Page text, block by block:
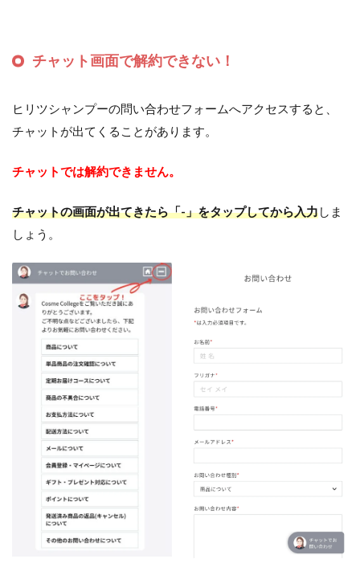
チャット画面で解約できない！
ヒリツシャンプーの問い合わせフォームへアクセスすると、
チャットが出てくることがあります。
チャットでは解約できません。
チャットの画面が出てきたら「-」をタップしてから入力しま
しょう。